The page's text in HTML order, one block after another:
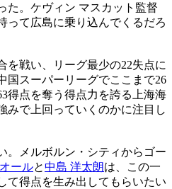
た。ケヴィン マスカット監督
って広島に乗り込んでくるだろ
を戦い、リーグ最少の22失点に
国スーパーリーグでここまで26
得点を奪う得点力を誇る上海海
みで上回っていくのかに注目し
。メルボルン・シティからゴー
ールと中島 洋太朗は、この一
て得点を生み出してもらいたい